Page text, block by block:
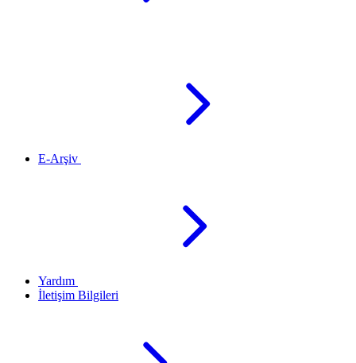
E-Arşiv
Yardım
İletişim Bilgileri